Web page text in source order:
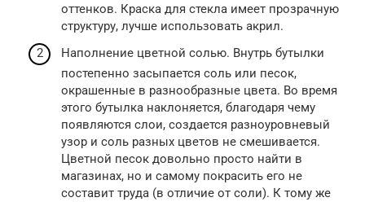
оттенков. Краска для стекла имеет прозрачную
структуру, лучше использовать акрил.
Наполнение цветной солью. Внутрь бутылки
постепенно засыпается соль или песок,
окрашенные в разнообразные цвета. Во время
этого бутылка наклоняется, благодаря чему
появляются слои, создается разноуровневый
узор и соль разных цветов не смешивается.
Цветной песок довольно просто найти в
магазинах, но и самому покрасить его не
составит труда (в отличие от соли). К тому же